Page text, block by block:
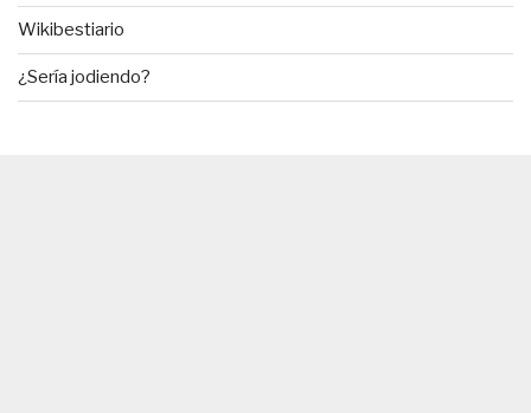
Wikibestiario
¿Sería jodiendo?